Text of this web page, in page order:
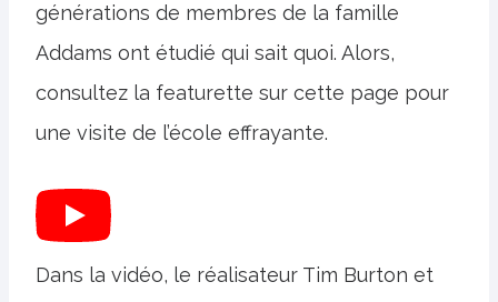
générations de membres de la famille
Addams ont étudié qui sait quoi. Alors,
consultez la featurette sur cette page pour
une visite de l’école effrayante.
Dans la vidéo, le réalisateur Tim Burton et